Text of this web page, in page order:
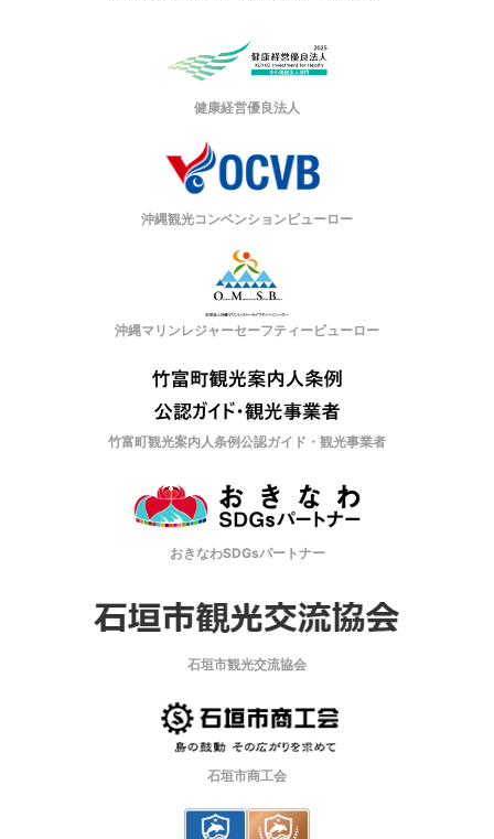
健康経営優良法人
沖縄観光コンベンションビューロー
沖縄マリンレジャーセーフティービューロー
竹富町観光案内人条例公認ガイド・観光事業者
おきなわSDGsパートナー
石垣市観光交流協会
石垣市商工会